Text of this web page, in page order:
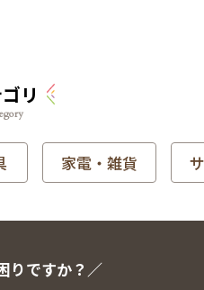
リ
家電・雑貨
りですか？／